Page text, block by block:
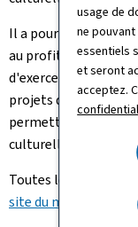
usage de
ne
essentiels
et seront
acceptez.
Il a pour finalité de
au profit des
d'exercer
projets qui utilisent
permettant d'agir
culturelle.
Toutes les
site du ministère de